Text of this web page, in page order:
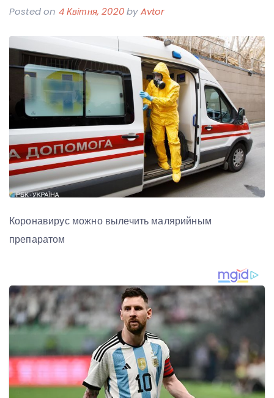
Posted on 4 Квітня, 2020byAvtor
Коронавирус можно вылечить малярийным
препаратом